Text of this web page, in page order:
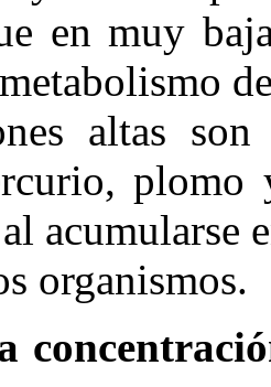
en muy
altas
plomo
acumularse
organismos.